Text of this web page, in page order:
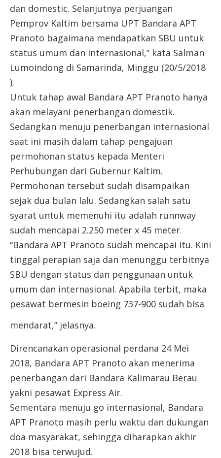
dan domestic. Selanjutnya perjuangan
Pemprov Kaltim bersama UPT Bandara APT
Pranoto bagaimana mendapatkan SBU untuk
status umum dan internasional,” kata Salman
Lumoindong di Samarinda, Minggu (20/5/2018
).
Untuk tahap awal Bandara APT Pranoto hanya
akan melayani penerbangan domestik.
Sedangkan menuju penerbangan internasional
saat ini masih dalam tahap pengajuan
permohonan status kepada Menteri
Perhubungan dari Gubernur Kaltim.
Permohonan tersebut sudah disampaikan
sejak dua bulan lalu. Sedangkan salah satu
syarat untuk memenuhi itu adalah runnway
sudah mencapai 2.250 meter x 45 meter.
“Bandara APT Pranoto sudah mencapai itu. Kini
tinggal perapian saja dan menunggu terbitnya
SBU dengan status dan penggunaan untuk
umum dan internasional. Apabila terbit, maka
pesawat bermesin boeing 737-900 sudah bisa
mendarat,” jelasnya.
Direncanakan operasional perdana 24 Mei
2018, Bandara APT Pranoto akan menerima
penerbangan dari Bandara Kalimarau Berau
yakni pesawat Express Air.
Sementara menuju go internasional, Bandara
APT Pranoto masih perlu waktu dan dukungan
doa masyarakat, sehingga diharapkan akhir
2018 bisa terwujud.